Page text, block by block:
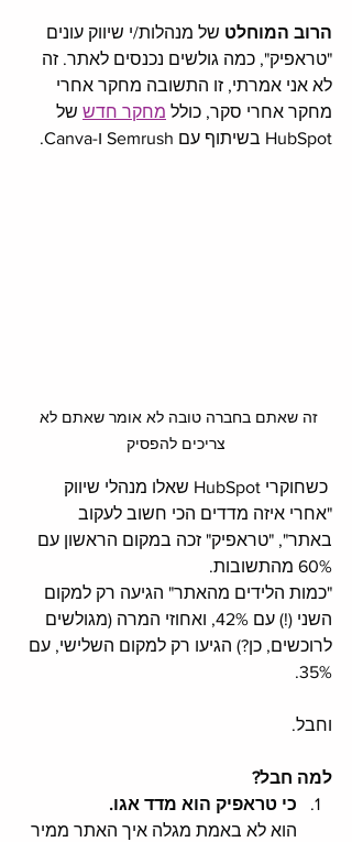
הרוב המוחלט של מנהלות/י שיווק עונים
"טראפיק", כמה גולשים נכנסים לאתר. זה
לא אני אמרתי, זו התשובה מחקר אחרי
מחקר אחרי סקר, כולל מחקר חדש של
HubSpot בשיתוף עם Semrush ו-Canva.
זה שאתם בחברה טובה לא אומר שאתם לא
צריכים להפסיק
כשחוקרי HubSpot שאלו מנהלי שיווק
"אחרי איזה מדדים הכי חשוב לעקוב
באתר", "טראפיק" זכה במקום הראשון עם
60% מהתשובות.
"כמות הלידים מהאתר" הגיעה רק למקום
השני (!) עם 42%, ואחוזי המרה (מגולשים
לרוכשים, כן?) הגיעו רק למקום השלישי, עם
35%.
וחבל.
למה חבל?
כי טראפיק הוא מדד אגו.
הוא לא באמת מגלה איך האתר ממיר